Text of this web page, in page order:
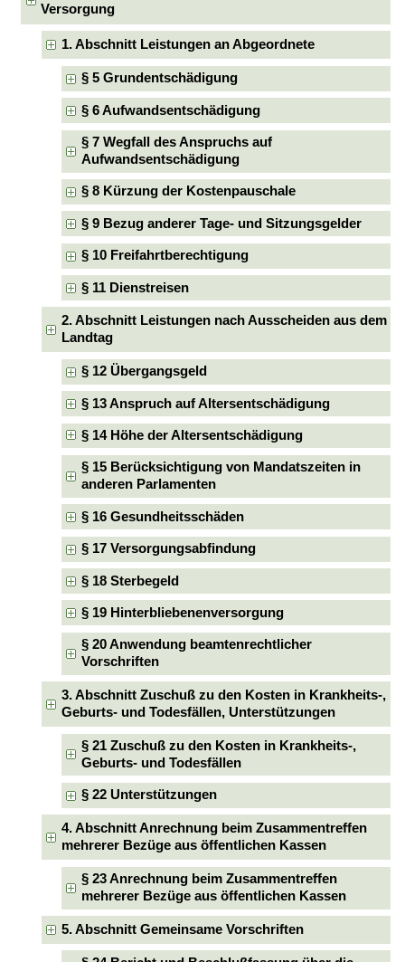
Versorgung
1. Abschnitt Leistungen an Abgeordnete
§ 5 Grundentschädigung
§ 6 Aufwandsentschädigung
§ 7 Wegfall des Anspruchs auf
Aufwandsentschädigung
§ 8 Kürzung der Kostenpauschale
§ 9 Bezug anderer Tage- und Sitzungsgelder
§ 10 Freifahrtberechtigung
§ 11 Dienstreisen
2. Abschnitt Leistungen nach Ausscheiden aus dem
Landtag
§ 12 Übergangsgeld
§ 13 Anspruch auf Altersentschädigung
§ 14 Höhe der Altersentschädigung
§ 15 Berücksichtigung von Mandatszeiten in
anderen Parlamenten
§ 16 Gesundheitsschäden
§ 17 Versorgungsabfindung
§ 18 Sterbegeld
§ 19 Hinterbliebenenversorgung
§ 20 Anwendung beamtenrechtlicher
Vorschriften
3. Abschnitt Zuschuß zu den Kosten in Krankheits-,
Geburts- und Todesfällen, Unterstützungen
§ 21 Zuschuß zu den Kosten in Krankheits-,
Geburts- und Todesfällen
§ 22 Unterstützungen
4. Abschnitt Anrechnung beim Zusammentreffen
mehrerer Bezüge aus öffentlichen Kassen
§ 23 Anrechnung beim Zusammentreffen
mehrerer Bezüge aus öffentlichen Kassen
5. Abschnitt Gemeinsame Vorschriften